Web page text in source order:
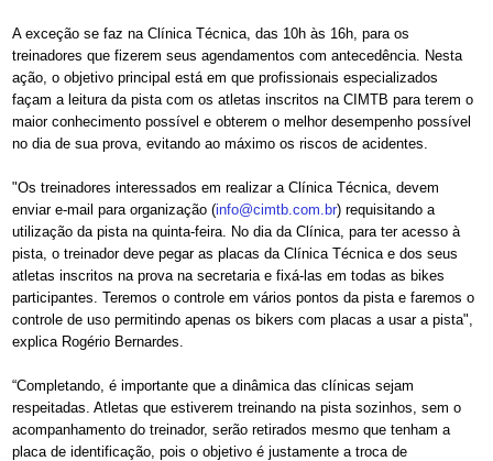
A exceção se faz na Clínica Técnica, das 10h às 16h, para os
treinadores que fizerem seus agendamentos com antecedência. Nesta
ação, o objetivo principal está em que profissionais especializados
façam a leitura da pista com os atletas inscritos na CIMTB para terem o
maior conhecimento possível e obterem o melhor desempenho possível
no dia de sua prova, evitando ao máximo os riscos de acidentes.
"Os treinadores interessados em realizar a Clínica Técnica, devem
enviar e-mail para organização (info@cimtb.com.br) requisitando a
utilização da pista na quinta-feira. No dia da Clínica, para ter acesso à
pista, o treinador deve pegar as placas da Clínica Técnica e dos seus
atletas inscritos na prova na secretaria e fixá-las em todas as bikes
participantes. Teremos o controle em vários pontos da pista e faremos o
controle de uso permitindo apenas os bikers com placas a usar a pista",
explica Rogério Bernardes.
“Completando, é importante que a dinâmica das clínicas sejam
respeitadas. Atletas que estiverem treinando na pista sozinhos, sem o
acompanhamento do treinador, serão retirados mesmo que tenham a
placa de identificação, pois o objetivo é justamente a troca de